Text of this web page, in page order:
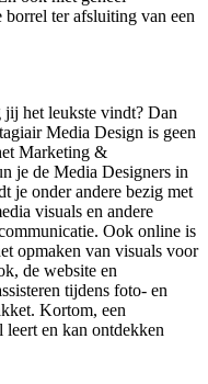
ter afsluiting van een
het leukste vindt? Dan
Media Design is geen
Marketing &
je de Media Designers in
je onder andere bezig met
visuals en andere
Ook online is
opmaken van visuals voor
de website en
tijdens foto- en
Kortom, een
leert en kan ontdekken